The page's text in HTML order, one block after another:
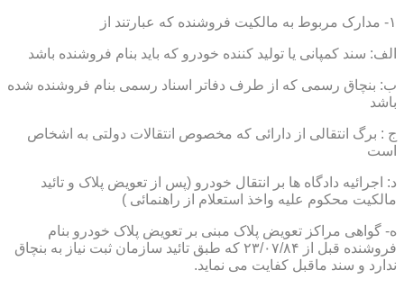
۱- مدارک مربوط به مالکیت فروشنده که عبارتند از
الف: سند کمپانی یا تولید کننده خودرو که باید بنام فروشنده باشد
ب: بنچاق رسمی که از طرف دفاتر اسناد رسمی بنام فروشنده شده
باشد
ج : برگ انتقالی از دارائی که مخصوص انتقالات دولتی به اشخاص
است
د: اجرائیه دادگاه ها بر انتقال خودرو (پس از تعویض پلاک و تائید
مالکیت محکوم علیه واخذ استعلام از راهنمائی )
ه- گواهی مراکز تعویض پلاک مبنی بر تعویض پلاک خودرو بنام
فروشنده قبل از ۲۳/۰۷/۸۴ که طبق تائید سازمان ثبت نیاز به بنچاق
ندارد و سند ماقبل کفایت می نماید.